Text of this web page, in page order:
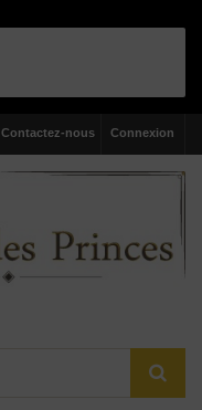
Connexion
Contactez-nous